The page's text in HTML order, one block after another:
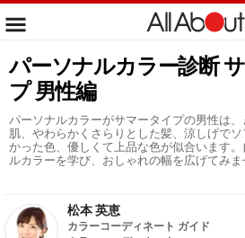
パーソナルカラー診断
プ 男性編
パーソナルカラーがサマータイプの男性は
肌、やわらかくさらりとした髪、涼しげで
かった色、優しくて上品な色が似合います
ルカラーを学び、おしゃれの幅を広げてみま
松本 英恵
カラーコーディネート ガイド